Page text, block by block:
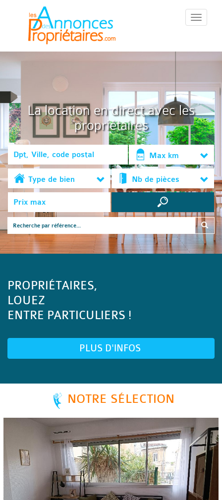
::Menu::
La location en direct avec les
propriétaires
Max km
Type de bien Nb de pièces
PROPRIÉTAIRES,
LOUEZ
ENTRE PARTICULIERS !
PLUS D'INFOS
NOTRE SÉLECTION